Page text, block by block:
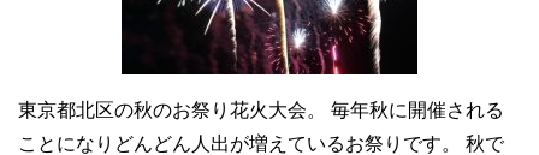
東京都北区の秋のお祭り花火大会。 毎年秋に開催される
ことになりどんどん人出が増えているお祭りです。 秋で